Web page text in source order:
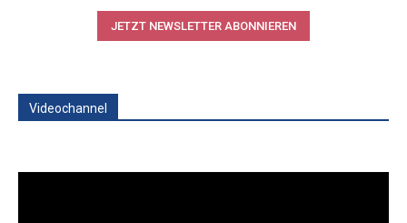
JETZT NEWSLETTER ABONNIEREN
Videochannel